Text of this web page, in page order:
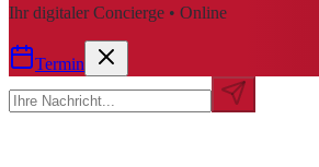
Ihr digitaler Concierge • Online
Termin